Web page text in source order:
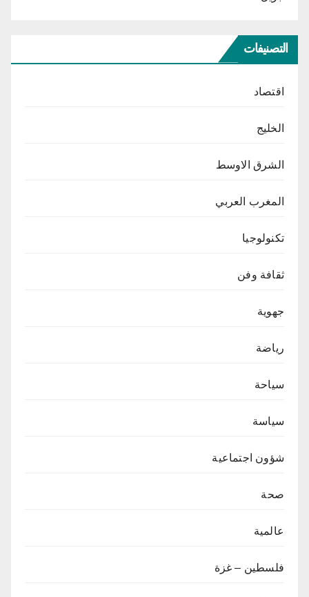
التصنيفات
اقتصاد
الخليج
الشرق الاوسط
المغرب العربي
تكنولوجيا
ثقافة وفن
جهوية
رياضة
سياحة
سياسة
شؤون اجتماعية
صحة
عالمية
فلسطين – غزة